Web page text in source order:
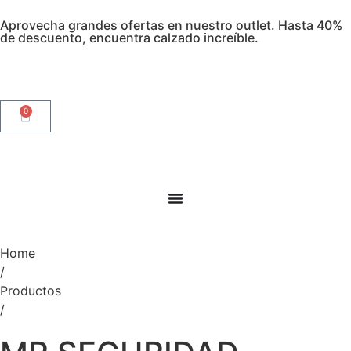
Aprovecha grandes ofertas en nuestro outlet. Hasta 40%
de descuento, encuentra calzado increíble.
0
Home
/
Productos
/